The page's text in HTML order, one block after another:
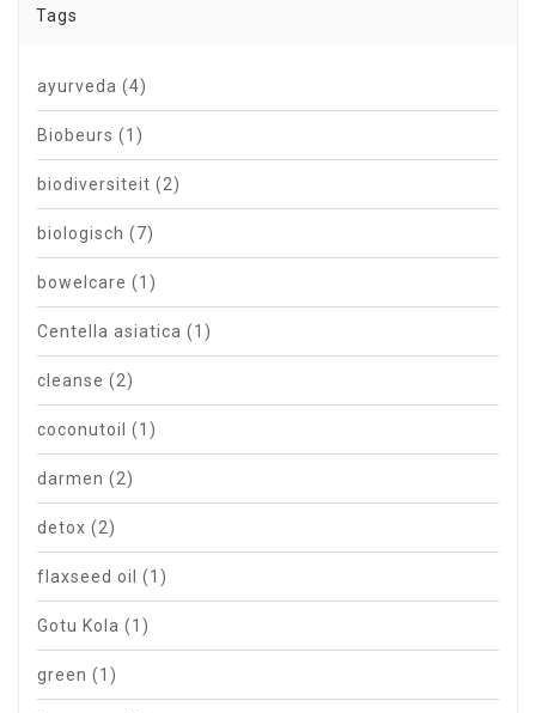
Tags
ayurveda (4)
Biobeurs (1)
biodiversiteit (2)
biologisch (7)
bowelcare (1)
Centella asiatica (1)
cleanse (2)
coconutoil (1)
darmen (2)
detox (2)
flaxseed oil (1)
Gotu Kola (1)
green (1)